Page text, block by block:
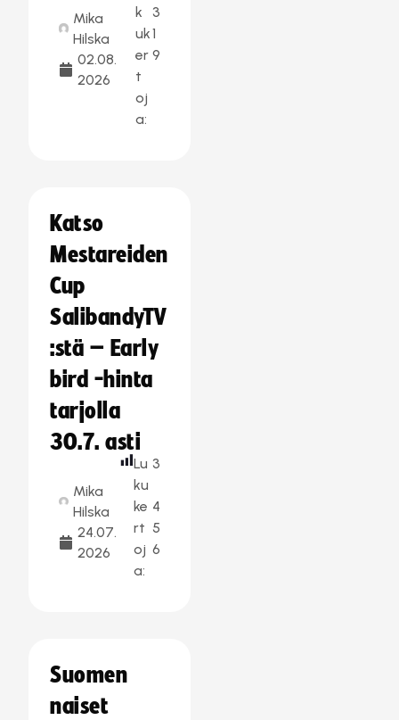
Mika
Hilska
02.08.
2026
k
uk
er
t
oj
a:
3
1
9
Katso
Mestareiden
Cup
SalibandyTV
:stä – Early
bird -hinta
tarjolla
30.7. asti
Mika
Hilska
24.07.
2026
Lu
ku
ke
rt
oj
a:
3
4
5
6
Suomen
naiset